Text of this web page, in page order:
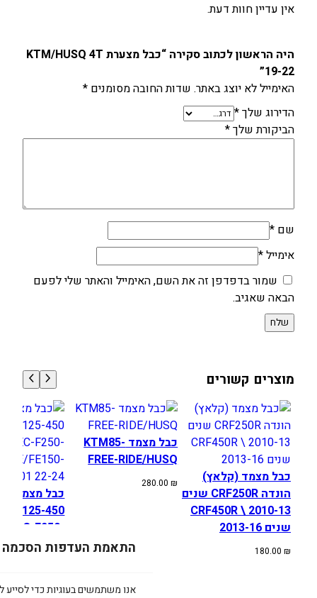
התאמת העדפות הסכמה
אנו משתמשים בעוגיות כדי לסייע
אין עדיין חוות דעת.
היה הראשון לכתוב סקירה “כבל מצערת KTM/HUSQ 4T
19-22”
האימייל לא יוצג באתר. שדות החובה מסומנים *
הדירוג שלך*
הביקורת שלך*
שם *
אימייל*
שמור בדפדפן זה את השם, האימייל והאתר שלי לפעם
הבאה שאגיב.
מוצרים קשורים
כבל מצמד (קלאץ)
הונדה CRF250R שנים
2010-13 \ CRF450R
שנים 2013-16
180.00 ₪
כבל מצמד KTM85-
FREE-RIDE/HUSQ
280.00₪
כבל מצמד
125-450
EC-F250-
TE/FE150-
330.00₪